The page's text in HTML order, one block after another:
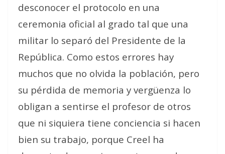
desconocer el protocolo en una
ceremonia oficial al grado tal que una
militar lo separó del Presidente de la
República. Como estos errores hay
muchos que no olvida la población, pero
su pérdida de memoria y vergüenza lo
obligan a sentirse el profesor de otros
que ni siquiera tiene conciencia si hacen
bien su trabajo, porque Creel ha